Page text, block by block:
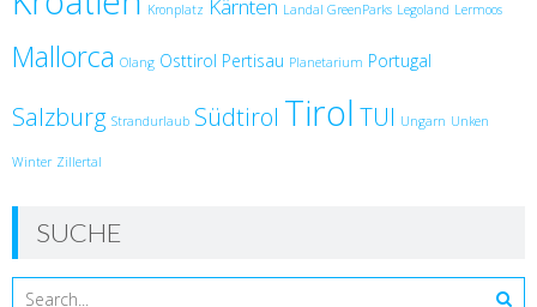
Kronplatz Kärnten Landal GreenParks Legoland Lermoos
Mallorca Olang Osttirol Pertisau Planetarium Portugal
Salzburg Strandurlaub Südtirol Tirol TUI Ungarn Unken
Winter Zillertal
SUCHE